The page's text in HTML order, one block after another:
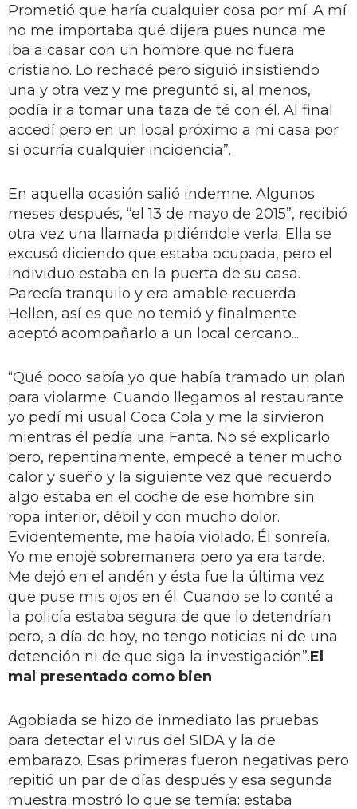
Prometió que haría cualquier cosa por mí. A mí
no me importaba qué dijera pues nunca me
iba a casar con un hombre que no fuera
cristiano. Lo rechacé pero siguió insistiendo
una y otra vez y me preguntó si, al menos,
podía ir a tomar una taza de té con él. Al final
accedí pero en un local próximo a mi casa por
si ocurría cualquier incidencia”.
En aquella ocasión salió indemne. Algunos
meses después, “el 13 de mayo de 2015”, recibió
otra vez una llamada pidiéndole verla. Ella se
excusó diciendo que estaba ocupada, pero el
individuo estaba en la puerta de su casa.
Parecía tranquilo y era amable recuerda
Hellen, así es que no temió y finalmente
aceptó acompañarlo a un local cercano...
“Qué poco sabía yo que había tramado un plan
para violarme. Cuando llegamos al restaurante
yo pedí mi usual Coca Cola y me la sirvieron
mientras él pedía una Fanta. No sé explicarlo
pero, repentinamente, empecé a tener mucho
calor y sueño y la siguiente vez que recuerdo
algo estaba en el coche de ese hombre sin
ropa interior, débil y con mucho dolor.
Evidentemente, me había violado. Él sonreía.
Yo me enojé sobremanera pero ya era tarde.
Me dejó en el andén y ésta fue la última vez
que puse mis ojos en él. Cuando se lo conté a
la policía estaba segura de que lo detendrían
pero, a día de hoy, no tengo noticias ni de una
detención ni de que siga la investigación”.El
mal presentado como bien
Agobiada se hizo de inmediato las pruebas
para detectar el virus del SIDA y la de
embarazo. Esas primeras fueron negativas pero
repitió un par de días después y esa segunda
muestra mostró lo que se temía: estaba